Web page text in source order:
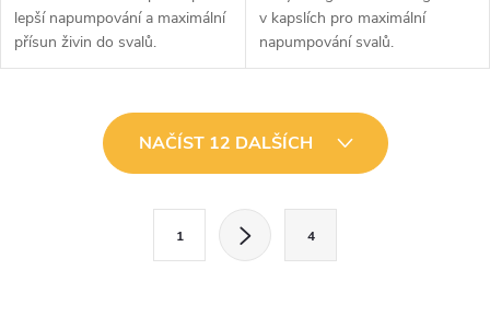
lepší napumpování a maximální
přísun živin do svalů.
v kapslích pro maximální
napumpování svalů.
NAČÍST 12 DALŠÍCH
1 4